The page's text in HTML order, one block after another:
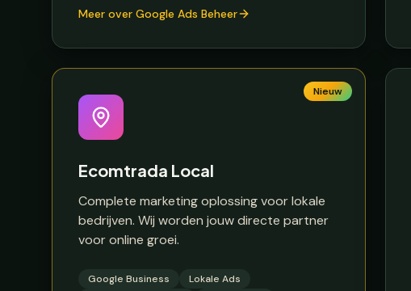
Meer over Google Ads Beheer
Nieuw
Ecomtrada Local
Complete marketing oplossing voor lokale
bedrijven. Wij worden jouw directe partner
voor online groei.
Google Business
Lokale Ads